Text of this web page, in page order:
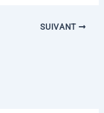
SUIVANT